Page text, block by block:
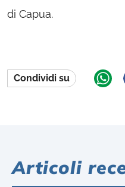
di Capua.
Condividi su
Articoli